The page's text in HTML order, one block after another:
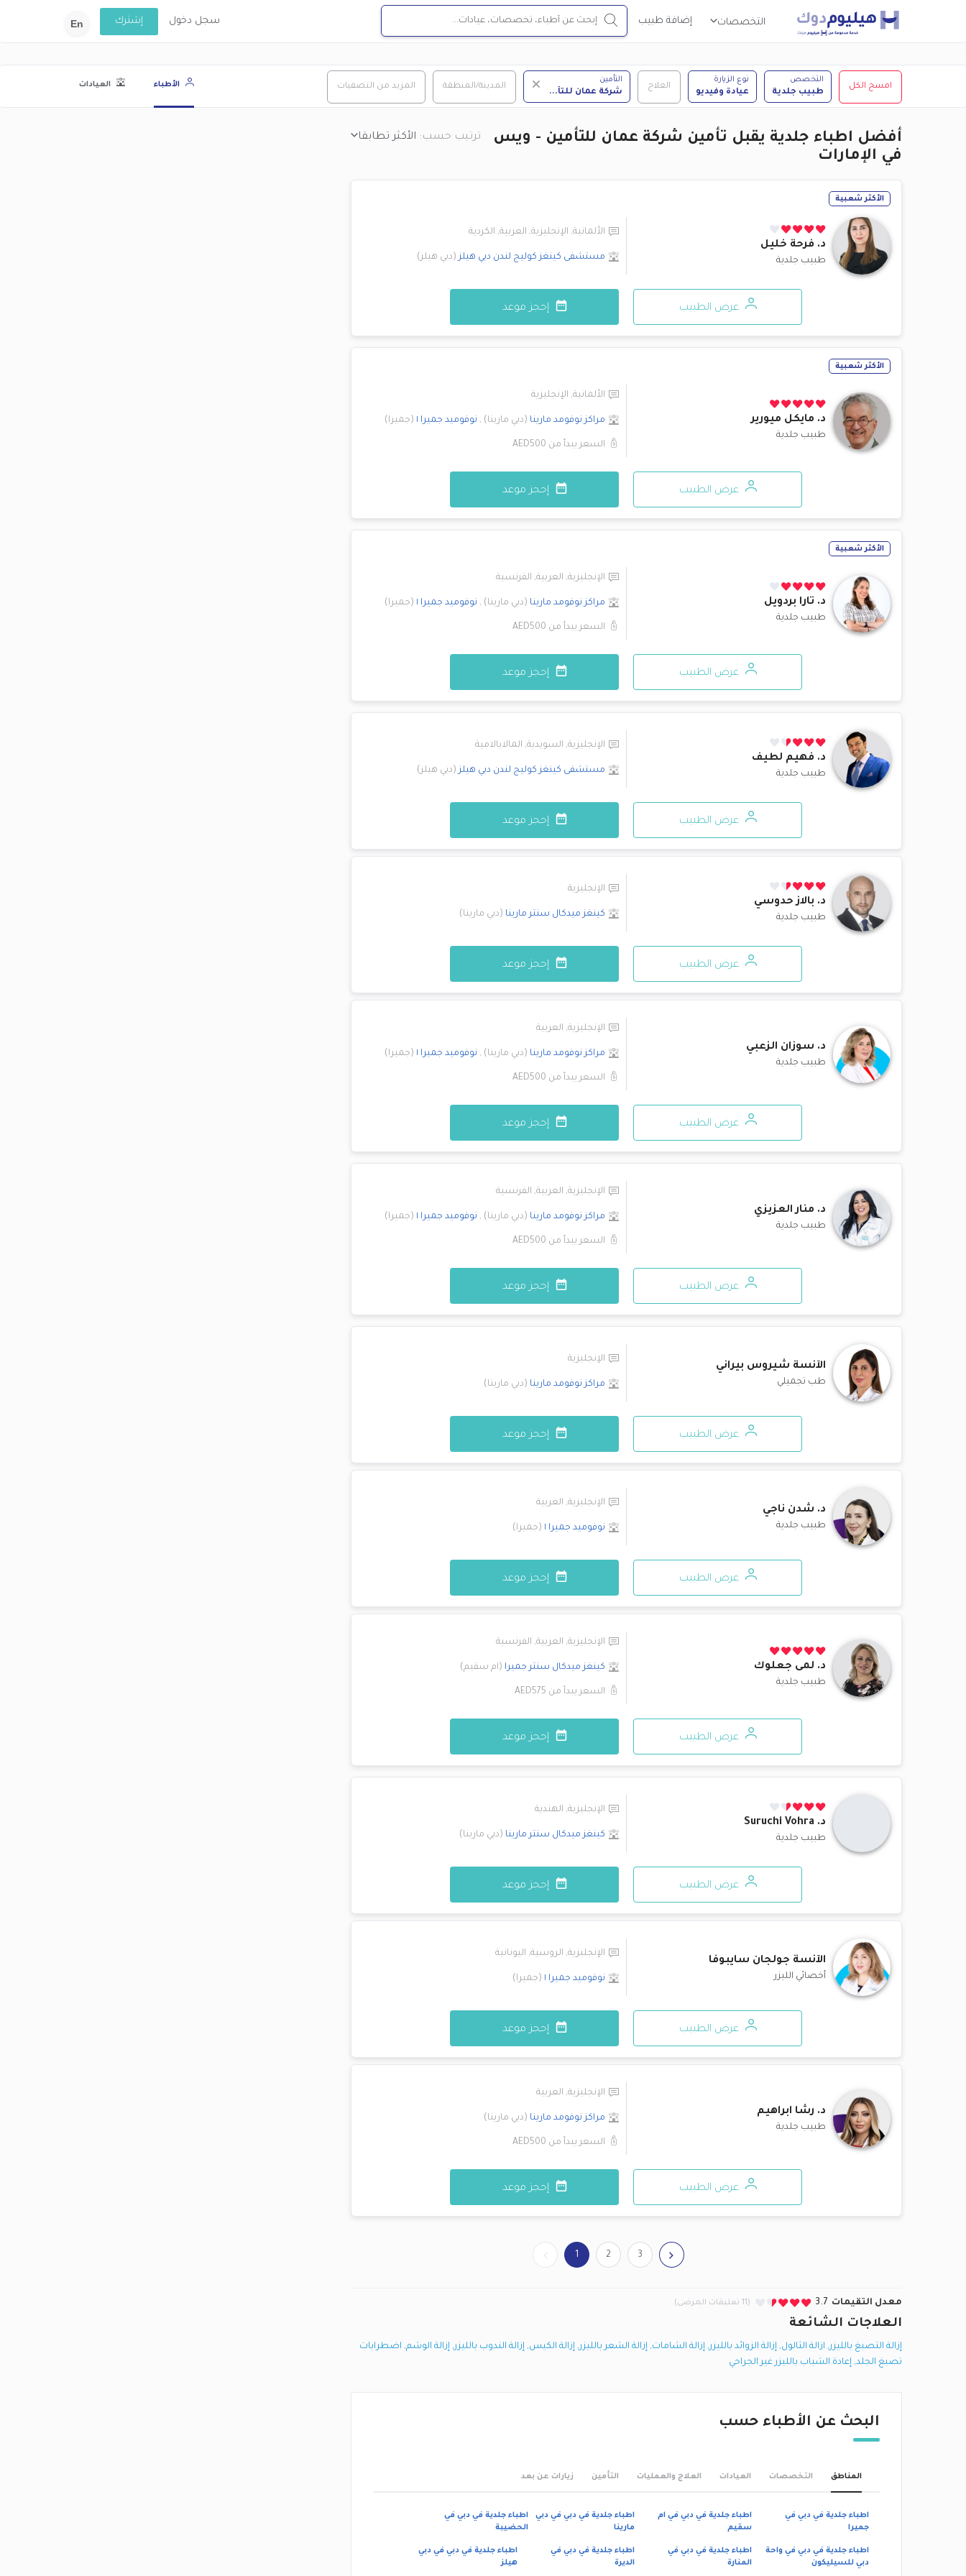
En التخصصات إضافة طبيب سجل دخول إشترك
امسح الكل
التخصص
طبيب جلدية
نوع الزيارة
عيادة وفيديو
العلاج
التأمين
شركة عمان للتأ...
المدينة/المنطقة المزيد من التصفيات الأطباء العيادات
ترتيب حسب: الأكثر تطابقا
أفضل اطباء جلدية يقبل تأمين شركة عمان للتأمين - ويس
في الإمارات
الأكثر شعبية
د. فرحة خليل
طبيب جلدية
الألمانية, الإنجليزية, العربية, الكردية
مستشفى كينغز كوليج لندن دبي هيلز ( دبي هيلز )
عرض الطبيب إحجز موعد
الأكثر شعبية
د. مايكل ميورير
طبيب جلدية
الألمانية, الإنجليزية
مراكز نوفومد مارينا (دبي مارينا)
, نوفوميد جميرا ١ (جميرا)
السعر يبدأ من AED500
عرض الطبيب إحجز موعد
الأكثر شعبية
د. تارا بردويل
طبيب جلدية
الإنجليزية, العربية, الفرنسية
مراكز نوفومد مارينا (دبي مارينا)
, نوفوميد جميرا ١ (جميرا)
السعر يبدأ من AED500
عرض الطبيب إحجز موعد
د. فهيم لطيف
طبيب جلدية
الإنجليزية, السويدية, المالايالامية
مستشفى كينغز كوليج لندن دبي هيلز ( دبي هيلز )
عرض الطبيب إحجز موعد
د. بالاز حدوسي
طبيب جلدية
الإنجليزية
كينغز ميدكال سنتر مارينا ( دبي مارينا )
عرض الطبيب إحجز موعد
د. سوزان الزعبي
طبيب جلدية
الإنجليزية, العربية
مراكز نوفومد مارينا (دبي مارينا)
, نوفوميد جميرا ١ (جميرا)
السعر يبدأ من AED500
عرض الطبيب إحجز موعد
د. منار العزيزي
طبيب جلدية
الإنجليزية, العربية, الفرنسية
مراكز نوفومد مارينا (دبي مارينا)
, نوفوميد جميرا ١ (جميرا)
السعر يبدأ من AED500
عرض الطبيب إحجز موعد
الآنسة شيروس بيراني
طب تجميلي
الإنجليزية
مراكز نوفومد مارينا ( دبي مارينا )
عرض الطبيب إحجز موعد
د. شدن ناجي
طبيب جلدية
الإنجليزية, العربية
نوفوميد جميرا ١ ( جميرا )
عرض الطبيب إحجز موعد
د. لمى جعلوك
طبيب جلدية
الإنجليزية, العربية, الفرنسية
كينغز ميدكال سنتر جميرا (ام سقيم)
السعر يبدأ من AED575
عرض الطبيب إحجز موعد
د. Suruchi Vohra
طبيب جلدية
الإنجليزية, الهندية
كينغز ميدكال سنتر مارينا ( دبي مارينا )
عرض الطبيب إحجز موعد
الآنسة جولجان سايبوفا
أخصائي الليزر
الإنجليزية, الروسية, اليونانية
نوفوميد جميرا ١ ( جميرا )
عرض الطبيب إحجز موعد
د. رشا ابراهيم
طبيب جلدية
الإنجليزية, العربية
مراكز نوفومد مارينا (دبي مارينا)
السعر يبدأ من AED500
عرض الطبيب إحجز موعد
1 2 3
معدل التقيمات 3.7 (11 تعليقات المرضى)
العلاجات الشائعة
إزالة التصبغ بالليزر, ازالة الثالول,إزالة الزوائد بالليزر,إزالة الشامات,إزالة الشعر بالليزر,إزالة الكيس,إزالة الندوب بالليزر,إزالة الوشم, اضطرابات
تصبغ الجلد,إعادة الشباب بالليزر غير الجراحي
البحث عن الأطباء حسب
المناطق التخصصات العيادات العلاج والعمليات التأمين زيارات عن بعد
اطباء جلدية في دبي في
جميرا
اطباء جلدية في دبي في ام
سقيم
اطباء جلدية في دبي في دبي
مارينا
اطباء جلدية في دبي في
الحضيبة
اطباء جلدية في دبي في واحة
دبي للسيليكون
اطباء جلدية في دبي في
المنارة
اطباء جلدية في دبي في
الديرة
اطباء جلدية في دبي في دبي
هيلز